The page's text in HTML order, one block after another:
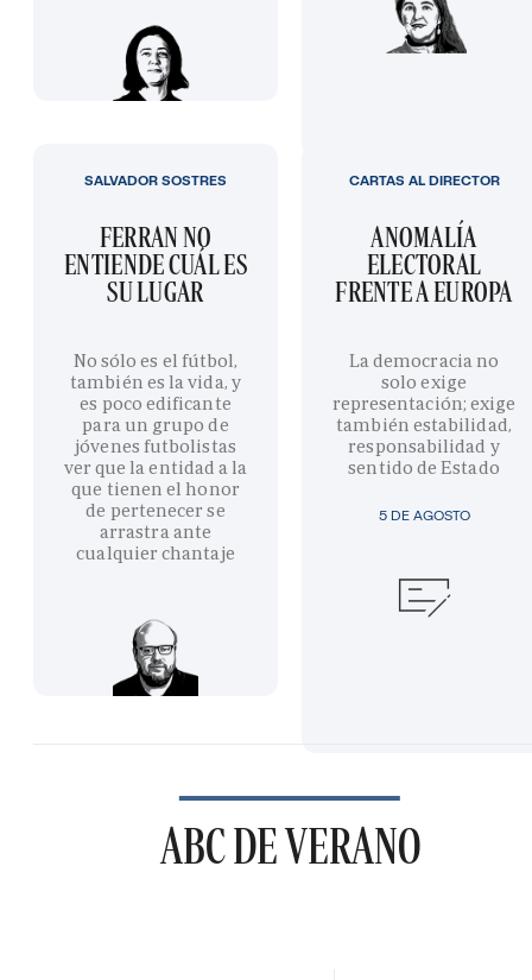
FERRAN NO
ENTIENDE CUÁL ES
SU LUGAR
No sólo es el fútbol,
también es la vida, y
es poco edificante
para un grupo de
jóvenes futbolistas
ver que la entidad a la
que tienen el honor
de pertenecer se
arrastra ante
cualquier chantaje
SALVADOR SOSTRES
5 DE AGOSTO
ANOMALÍA
ELECTORAL
FRENTE A EUROPA
La democracia no
solo exige
representación; exige
también estabilidad,
responsabilidad y
sentido de Estado
CARTAS AL DIRECTOR
ABC DE VERANO